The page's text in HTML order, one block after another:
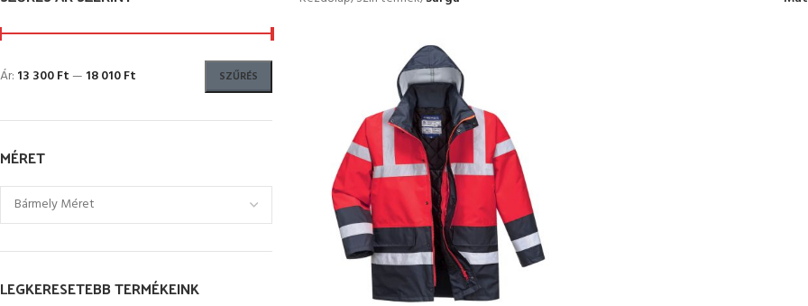
SZŰRÉS
Ár: 13 300 Ft— 18 010 Ft
MÉRET
LEGKERESETEBB TERMÉKEINK